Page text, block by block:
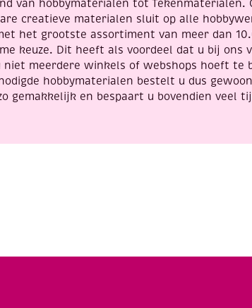
van hobbymaterialen tot Tekenmaterialen.
creatieve materialen sluit op alle
het grootste assortiment van meer dan
keuze. Dit heeft als voordeel dat u bij ons
niet meerdere winkels of webshops hoeft te
hobbymaterialen bestelt u dus
gemakkelijk en bespaart u bovendien veel